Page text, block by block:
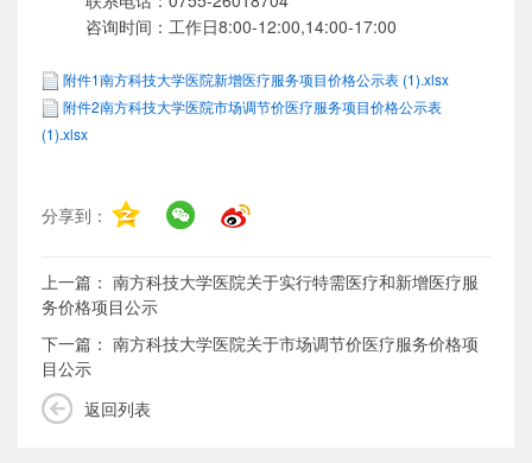
咨询时间：工作日8:00-12:00,14:00-17:00
附件1南方科技大学医院新增医疗服务项目价格公示表 (1).xlsx
附件2南方科技大学医院市场调节价医疗服务项目价格公示表
(1).xlsx
分享到：
上一篇： 南方科技大学医院关于实行特需医疗和新增医疗服
务价格项目公示
下一篇： 南方科技大学医院关于市场调节价医疗服务价格项
目公示
返回列表